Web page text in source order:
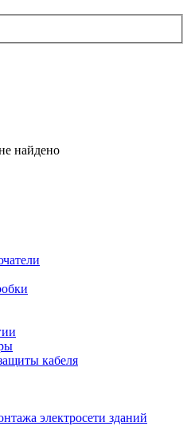
найдено
кабеля
электросети зданий